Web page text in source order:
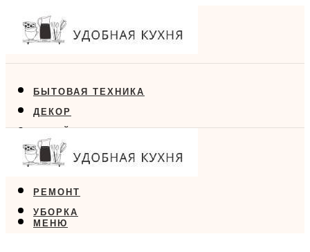
БЫТОВАЯ ТЕХНИКА
ДЕКОР
ДИЗАЙН
ЕДА
РЕМОНТ
УБОРКА
МЕНЮ